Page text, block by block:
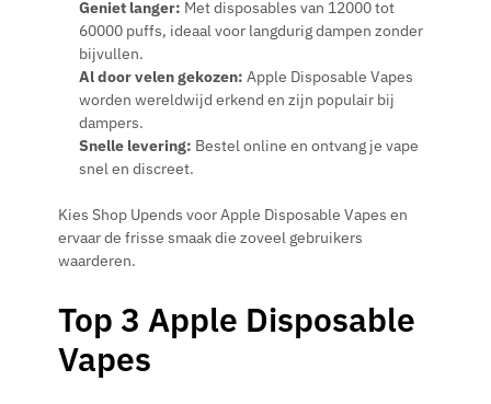
Geniet langer: Met disposables van 12000 tot
60000 puffs, ideaal voor langdurig dampen zonder
bijvullen.
Al door velen gekozen: Apple Disposable Vapes
worden wereldwijd erkend en zijn populair bij
dampers.
Snelle levering: Bestel online en ontvang je vape
snel en discreet.
Kies Shop Upends voor Apple Disposable Vapes en
ervaar de frisse smaak die zoveel gebruikers
waarderen.
Top 3 Apple Disposable
Vapes